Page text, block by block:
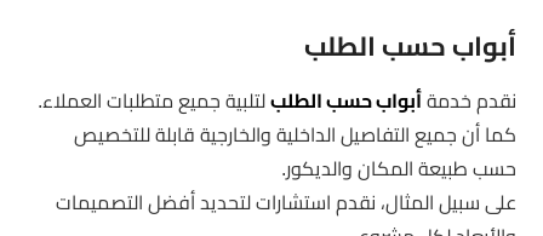
أبواب حسب الطلب
نقدم خدمةأبواب حسب الطلبلتلبية جميع متطلبات العملاء.
كما أن جميع التفاصيل الداخلية والخارجية قابلة للتخصيص
حسب طبيعة المكان والديكور.
على سبيل المثال، نقدم استشارات لتحديد أفضل التصميمات